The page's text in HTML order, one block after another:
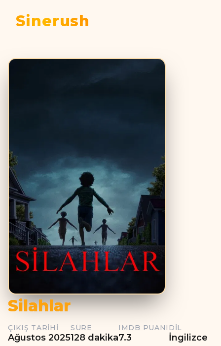
Sinerush
Silahlar
ÇIKIŞ TARIHI
Ağustos 2025
SÜRE
128 dakika
IMDB PUANI
7.3
DIL
İngilizce